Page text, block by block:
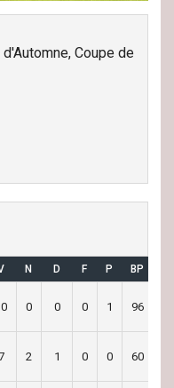
Coupe de
N D F P BP
0 0 0 1 96
2 1 0 0 60